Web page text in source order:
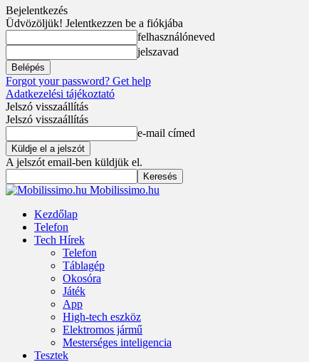
Bejelentkezés
Üdvözöljük! Jelentkezzen be a fiókjába
felhasználóneved
jelszavad
Forgot your password? Get help
Adatkezelési tájékoztató
Jelszó visszaállítás
Jelszó visszaállítás
e-mail címed
A jelszót email-ben küldjük el.
Mobilissimo.hu
Kezdőlap
Telefon
Tech Hírek
Telefon
Táblagép
Okosóra
Játék
App
High-tech eszköz
Elektromos jármű
Mesterséges inteligencia
Tesztek